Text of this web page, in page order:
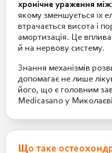
хронічне ураження
якому зменшується їх
втрачається висота і
амортизація. Це
й на нервову систему.
Знання механізмів
допомагає не лише
його, що є головним
Medicasano у
Що таке